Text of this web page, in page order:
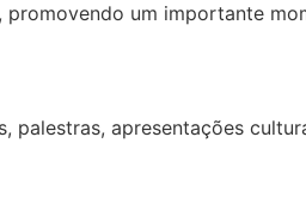
um importante
apresentações